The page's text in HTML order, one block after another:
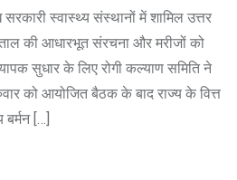
स्वास्थ्य संस्थानों में शामिल उत्तर
की आधारभूत संरचना और मरीजों को
सुधार के लिए रोगी कल्याण समिति ने
को आयोजित बैठक के बाद राज्य के वित्त
[…]